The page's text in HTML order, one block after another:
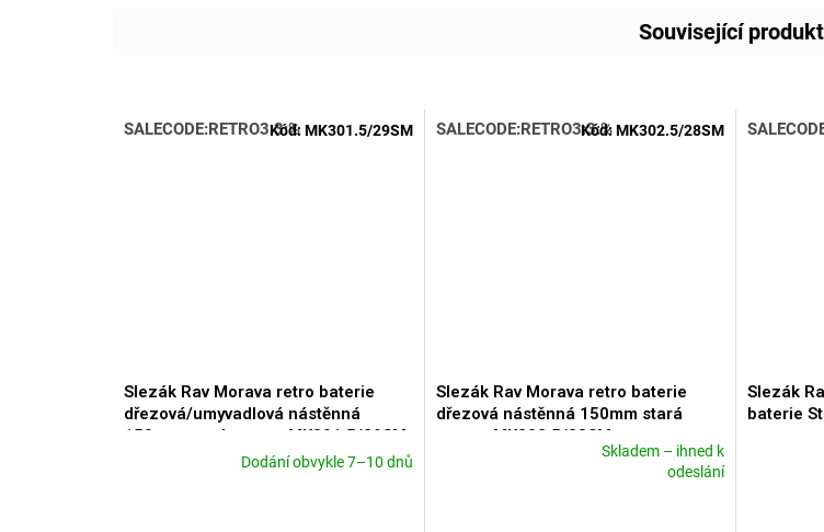
Související
SALECODE:RETRO3:3:%
Slezák Rav Morava retro baterie
dřezová/umyvadlová nástěnná
150mm stará mosaz MK301.5/29SM
Dodání obvykle 7–10 dnů
Kód: MK301.5/29SM SALECODE:RETRO3:3:%
Slezák Rav Morava retro baterie
dřezová nástěnná 150mm stará
mosaz MK302.5/28SM
Skladem – ihned k
odeslání
Kód:MK302.5/28SM
Slezák
baterie